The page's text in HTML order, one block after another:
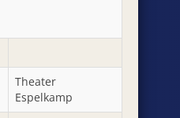
Theater
Espelkamp